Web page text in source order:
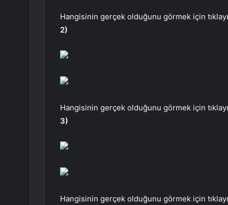
Hangisinin gerçek olduğunu görmek için
2)
Hangisinin gerçek olduğunu görmek için
3)
Hangisinin gerçek olduğunu görmek için